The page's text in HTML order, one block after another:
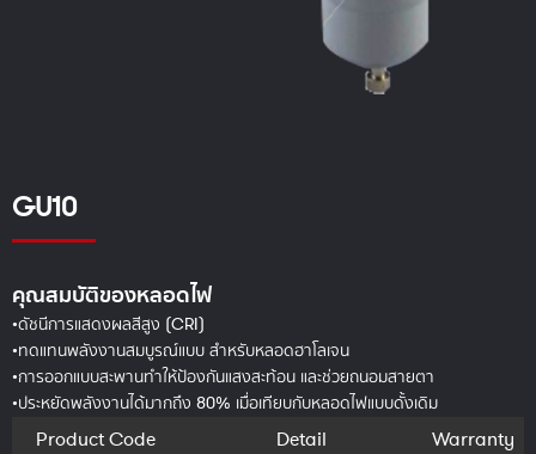
GU10
คุณสมบัติของหลอดไฟ
•ดัชนีการแสดงผลสีสูง (CRI)
•ทดแทนพลังงานสมบูรณ์แบบ สำหรับหลอดฮาโลเจน
•การออกแบบสะพานทำให้ป้องกันแสงสะท้อน และช่วยถนอมสายตา
•ประหยัดพลังงานได้มากถึง 80% เมื่อเทียบกับหลอดไฟแบบดั้งเดิม
Product Code Detail Warranty